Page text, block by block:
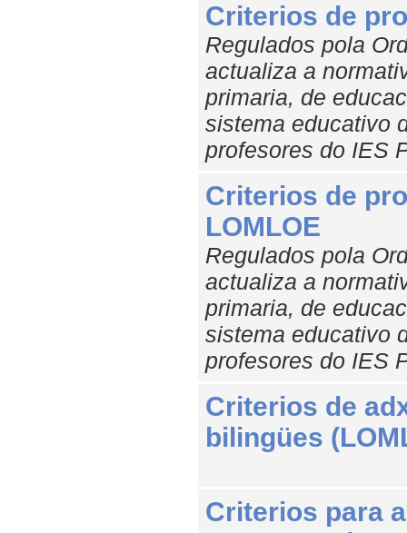
Criterios de
Regulados pola
actualiza a
primaria, de
sistema educativo
profesores do IES
Criterios de
LOMLOE
Regulados pola
actualiza a
primaria, de
sistema educativo
profesores do IES
Criterios de
bilingües
Criterios para